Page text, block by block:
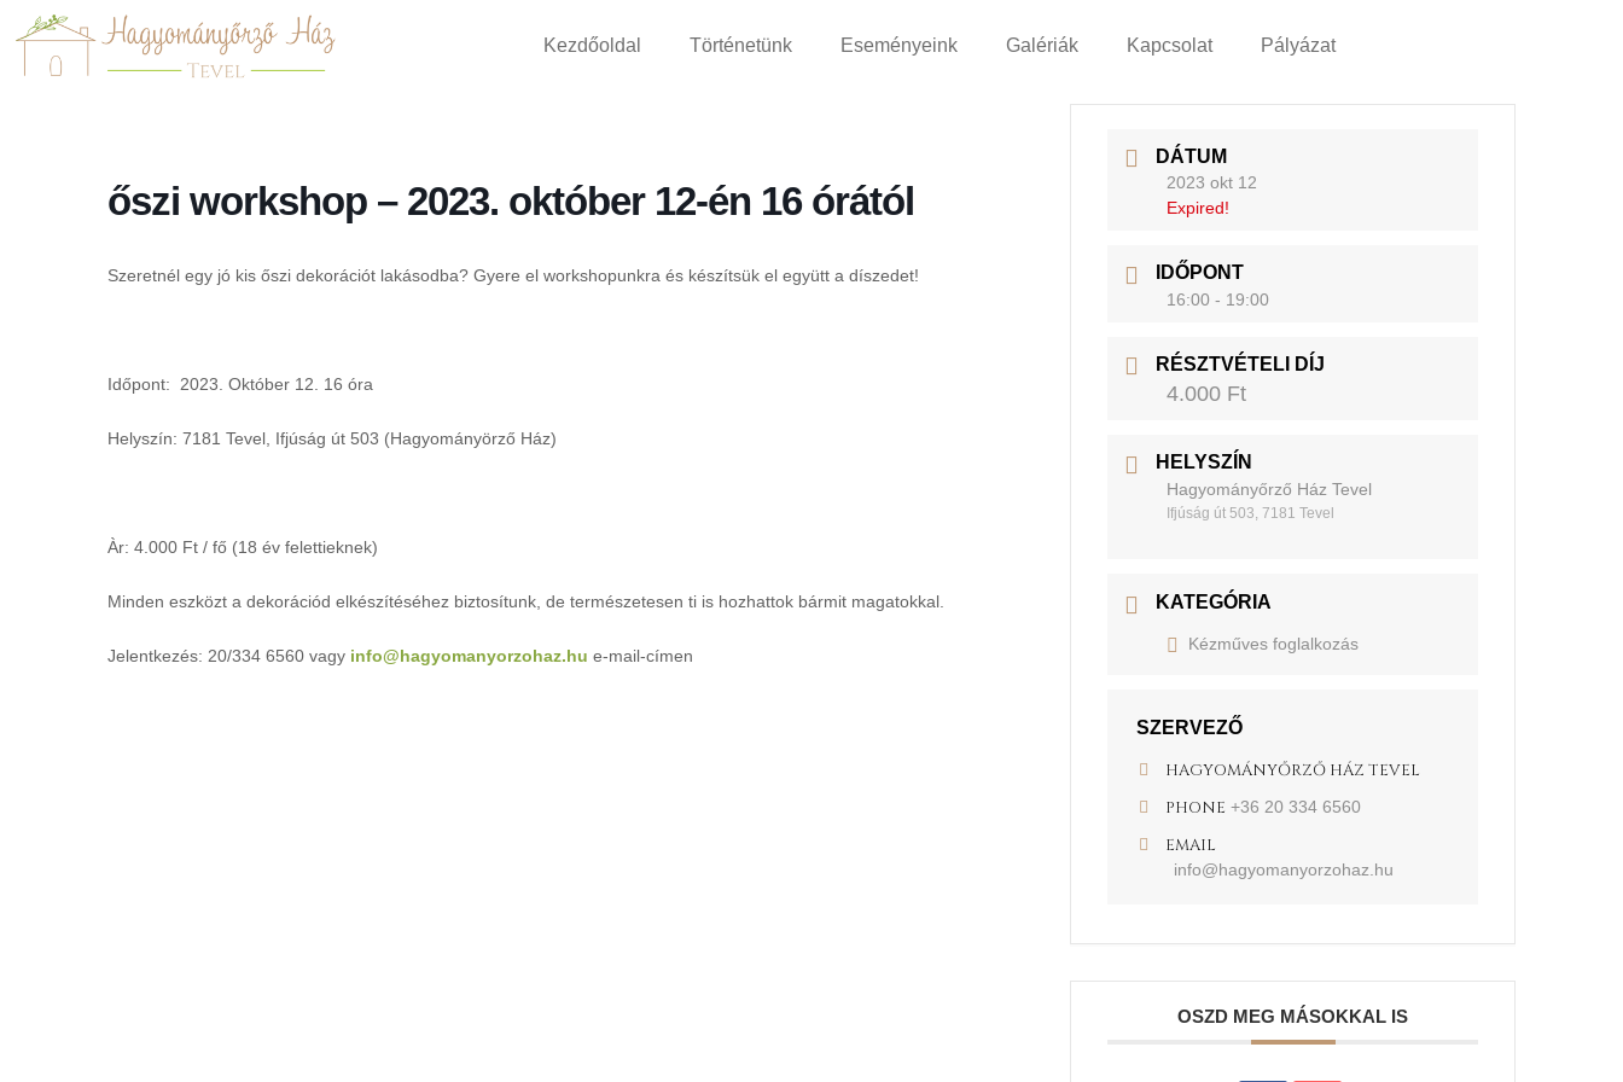
Kezdőoldal Történetünk Eseményeink Galériák Kapcsolat Pályázat
őszi workshop – 2023. október 12-én 16 órától
Szeretnél egy jó kis őszi dekorációt lakásodba? Gyere el workshopunkra és készítsük el együtt a díszedet!
Időpont: 2023. Október 12. 16 óra
Helyszín: 7181 Tevel, Ifjúság út 503 (Hagyományörző Ház)
Àr: 4.000 Ft / fő (18 év felettieknek)
Minden eszközt a dekorációd elkészítéséhez biztosítunk, de természetesen ti is hozhattok bármit magatokkal.
Jelentkezés: 20/334 6560 vagy info@hagyomanyorzohaz.hu e-mail-címen
DÁTUM
2023 okt 12
Expired!
IDŐPONT
16:00 - 19:00
RÉSZTVÉTELI DÍJ
4.000 Ft
HELYSZÍN
Hagyományőrző Ház Tevel
Ifjúság út 503, 7181 Tevel
KATEGÓRIA
Kézműves foglalkozás
SZERVEZŐ
HAGYOMÁNYŐRZŐ HÁZ TEVEL
PHONE +36 20 334 6560
EMAIL
info@hagyomanyorzohaz.hu
OSZD MEG MÁSOKKAL IS